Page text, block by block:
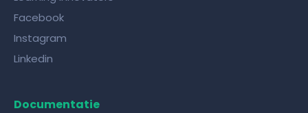
Facebook
Instagram
Linkedin
Documentatie